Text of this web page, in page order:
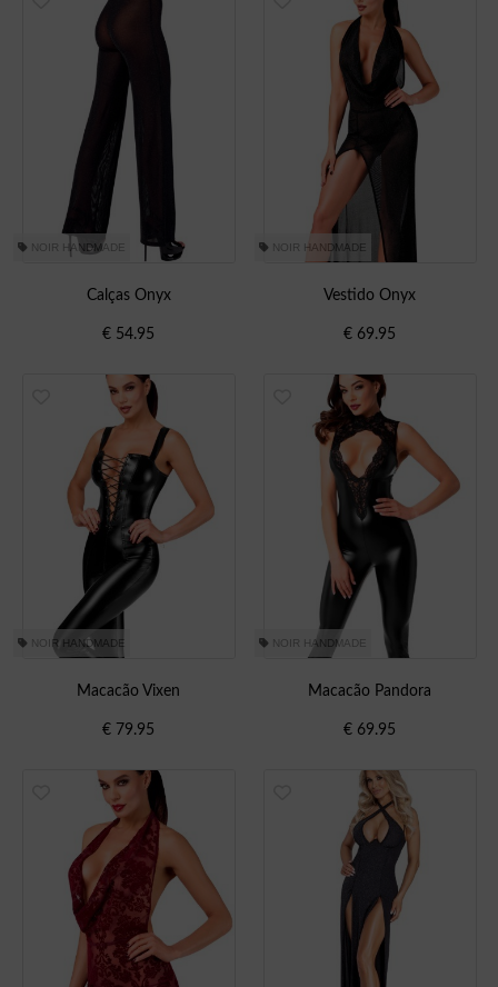
NOIR HANDMADE
Calças Onyx
€ 54.95
NOIR HANDMADE
Vestido Onyx
€ 69.95
NOIR HANDMADE
Macacão Vixen
€ 79.95
NOIR HANDMADE
Macacão Pandora
€ 69.95